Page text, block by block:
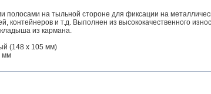
полосами на тыльной стороне для фиксации на
контейнеров и т.д. Выполнен из высококачественного
из кармана.
(148 x 105 мм)
мм